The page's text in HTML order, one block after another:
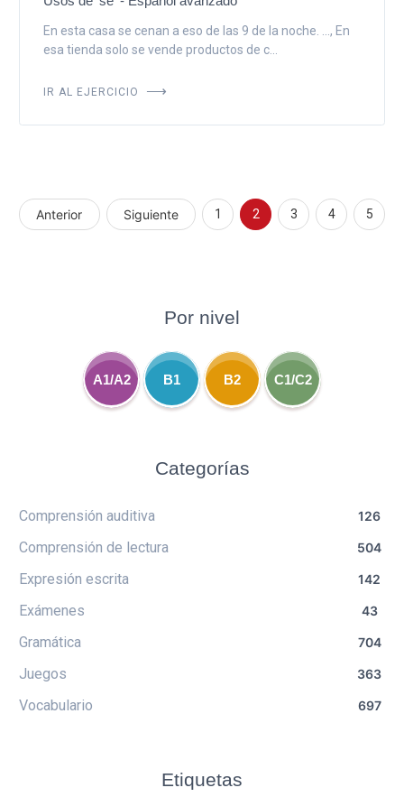
En esta casa se cenan a eso de las 9 de la noche. ..., En
esa tienda solo se vende productos de c...
IR AL EJERCICIO
Anterior Siguiente 1 2 3 4 5
Por nivel
A1/A2 B1 B2 C1/C2
Categorías
Comprensión auditiva 126
Comprensión de lectura 504
Expresión escrita 142
Exámenes 43
Gramática 704
Juegos 363
Vocabulario 697
Etiquetas